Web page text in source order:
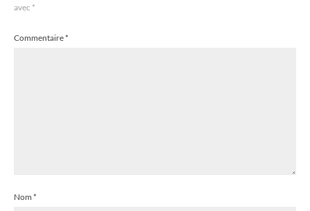
avec *
Commentaire*
Nom *